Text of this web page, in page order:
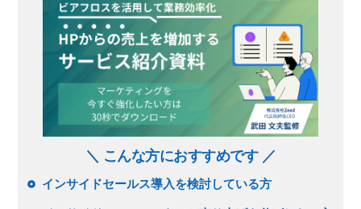
＼ こんな方におすすめです ／
インサイドセールス導入を検討している方